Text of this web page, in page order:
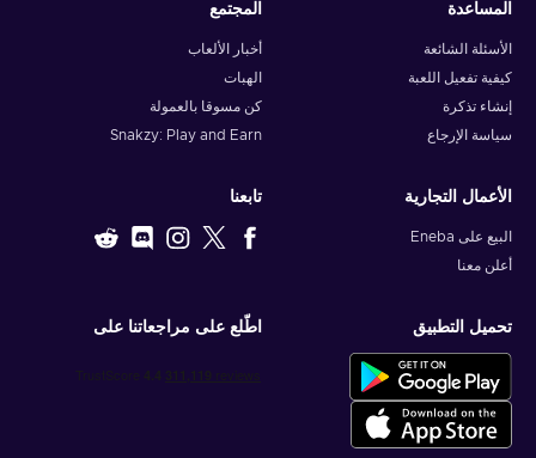
المساعدة
الأسئلة الشائعة
كيفية تفعيل اللعبة
إنشاء تذكرة
سياسة الإرجاع
المجتمع
أخبار الألعاب
الهبات
كن مسوقا بالعمولة
Snakzy: Play and Earn
الأعمال التجارية
البيع على Eneba
أعلن معنا
تابعنا
تحميل التطبيق اطّلع على مراجعاتنا على